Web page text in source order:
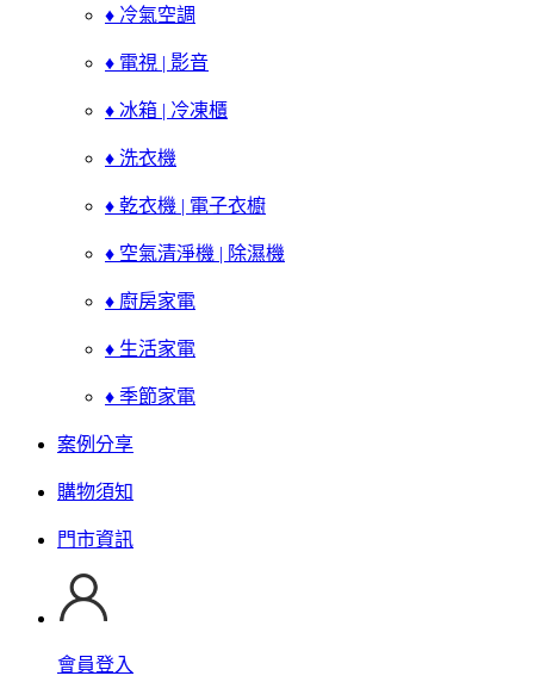
♦ 冷氣空調
♦ 電視 | 影音
♦ 冰箱 | 冷凍櫃
♦ 洗衣機
♦ 乾衣機 | 電子衣櫥
♦ 空氣清淨機 | 除濕機
♦ 廚房家電
♦ 生活家電
♦ 季節家電
案例分享
購物須知
門市資訊
會員登入